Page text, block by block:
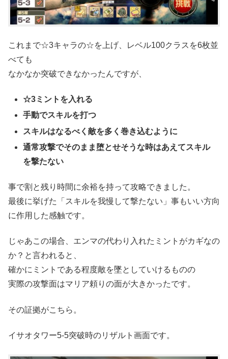
これまで☆3キャラの☆を上げ、レベル100クラスを6枚並
べても
なかなか突破できなかったんですが、
☆3ミントを入れる
手動でスキルを打つ
スキルはなるべく敵を多く巻き込むように
通常攻撃でそのまま堕とせそうな時はあえてスキル
を撃たない
事で割と残り時間に余裕を持って攻略できました。
最後に挙げた「スキルを我慢して撃たない」事もいい方向
に作用した感触です。
じゃあこの場合、エンマの代わり入れたミントがカギなの
か？と言われると、
確かにミントである程度敵を墜としていけるものの
実際の攻撃面はマリア頼りの面が大きかったです。
その証拠がこちら。
イサオタワー5-5突破時のリザルト画面です。